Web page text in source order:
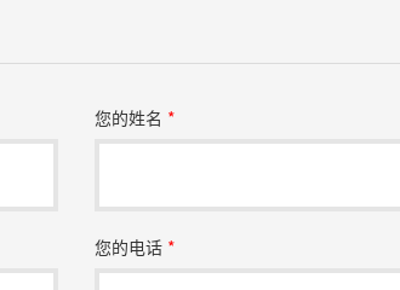
您的姓名 *
您的电话 *